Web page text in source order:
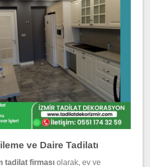
ve Daire Tadilatı
tadilat firması olarak, ev ve